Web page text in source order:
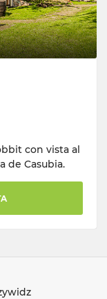
con vista al
de Casubia.